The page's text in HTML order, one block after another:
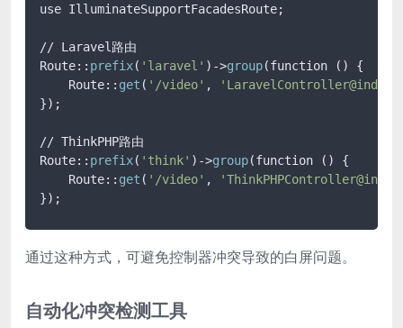
use IlluminateSupportFacadesRoute;
// Laravel路由
Route:: prefix( 'laravel' )->group(function () {
    Route::
get ( '/video' , 'LaravelController@index'
});
// ThinkPHP路由
Route:: prefix( 'think' )->group(function () {
    Route::
get ( '/video' ,
});
通过这种方式，可避免控制器冲突导致的白屏问题。
自动化冲突检测工具